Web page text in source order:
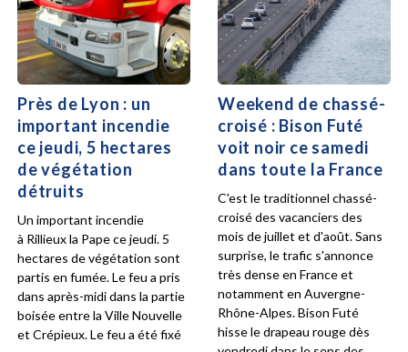
Près de Lyon : un
important incendie
ce jeudi, 5 hectares
de végétation
détruits
Un important incendie
à Rillieux la Pape ce jeudi. 5
hectares de végétation sont
partis en fumée. Le feu a pris
dans après-midi dans la partie
boisée entre la Ville Nouvelle
et Crépieux. Le feu a été fixé
Weekend de chassé-
croisé : Bison Futé
voit noir ce samedi
dans toute la France
C'est le traditionnel chassé-
croisé des vacanciers des
mois de juillet et d'août. Sans
surprise, le trafic s'annonce
très dense en France et
notamment en Auvergne-
Rhône-Alpes. Bison Futé
hisse le drapeau rouge dès